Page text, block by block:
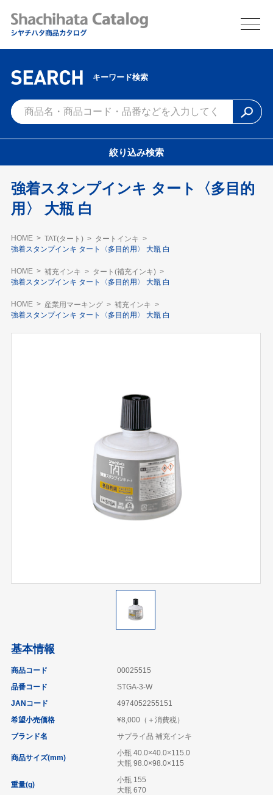
キーワード検索
絞り込み検索
強着スタンプインキ タート〈多目的
用〉 大瓶 白
HOME TAT(タート)
タートインキ
強着スタンプインキ タート〈多目的用〉 大瓶 白
HOME 補充インキ
タート(補充インキ)
強着スタンプインキ タート〈多目的用〉 大瓶 白
HOME 産業用マーキング
補充インキ
強着スタンプインキ タート〈多目的用〉 大瓶 白
基本情報
商品コード
00025515
品番コード
STGA-3-W
JANコード
4974052255151
希望小売価格
¥8,000（＋消費税）
ブランド名
サプライ品 補充インキ
商品サイズ(mm)
小瓶 40.0×40.0×115.0
大瓶 98.0×98.0×115
重量(g)
小瓶 155
大瓶 670